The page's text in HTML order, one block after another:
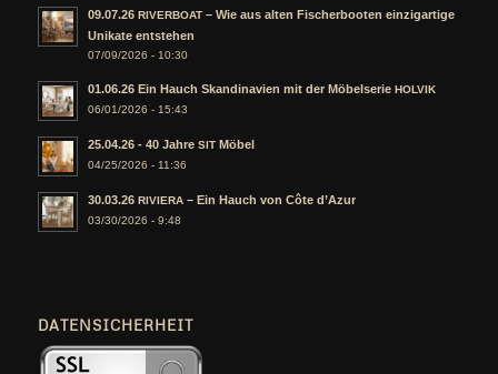
09.07.26 RIVERBOAT– Wie aus alten Fischerbooten einzigartige
Unikate entstehen
07/09/2026 - 10:30
01.06.26 Ein Hauch Skandinavien mit der Möbelserie HOLVIK
06/01/2026 - 15:43
25.04.26 - 40 Jahre SITMöbel
04/25/2026 - 11:36
30.03.26 RIVIERA– Ein Hauch von Côte d’Azur
03/30/2026 - 9:48
DATENSICHERHEIT